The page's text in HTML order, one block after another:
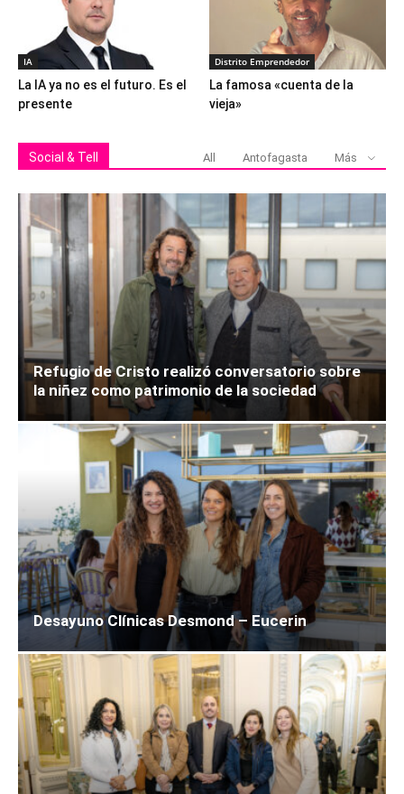
IA
La IA ya no es el futuro. Es el
presente
Distrito Emprendedor
La famosa «cuenta de la
vieja»
Social & Tell All Antofagasta Más
Refugio de Cristo realizó conversatorio sobre
la niñez como patrimonio de la sociedad
Desayuno Clínicas Desmond – Eucerin